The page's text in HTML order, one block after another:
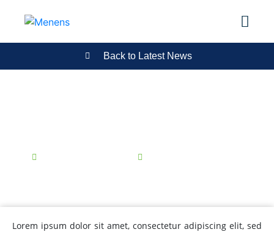
Back to Latest News
Lorem ipsum dolor sit amet, consectetur adipiscing elit, sed